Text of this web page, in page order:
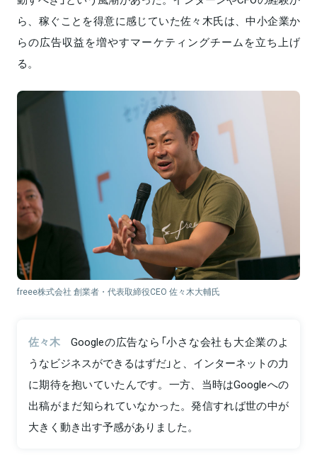
ら、稼ぐことを得意に感じていた佐々木氏は、中小企業か
らの広告収益を増やすマーケティングチームを立ち上げ
る。
freee株式会社 創業者・代表取締役CEO 佐々木大輔氏
佐々木
Googleの広告なら「小さな会社も大企業のよ
うなビジネスができるはずだ」と、インターネットの力
に期待を抱いていたんです。一方、当時はGoogleへの
出稿がまだ知られていなかった。発信すれば世の中が
大きく動き出す予感がありました。